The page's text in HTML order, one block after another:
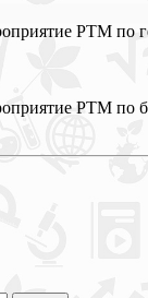
РТМ по
РТМ по